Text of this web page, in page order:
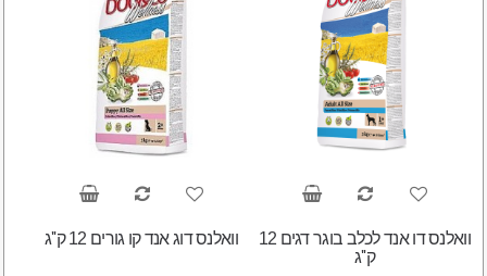
וואלנס דו אנד לכלב בוגר דגים 12
ק''ג
וואלנס דוג אנד קו גורים 12 ק''ג